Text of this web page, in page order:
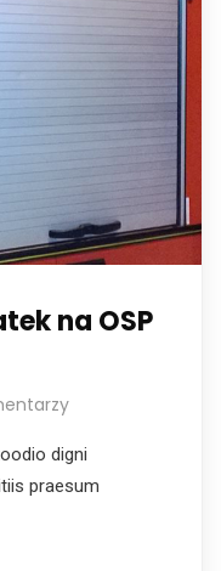
na OSP
digni
praesum